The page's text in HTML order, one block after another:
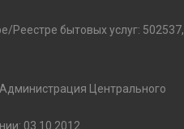
Реестре бытовых услуг: 502537,
Центрального
03.10.2012